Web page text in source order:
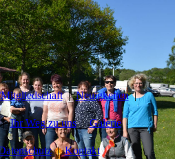
Neuigkeiten
Ihr Weg zu uns Galerie
Kontakt